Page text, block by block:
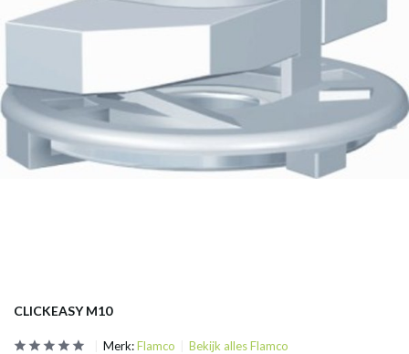
CLICKEASY M10
Merk:Flamco Bekijk alles Flamco